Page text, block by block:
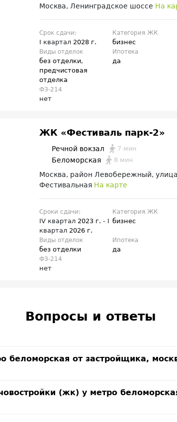
Москва, Ленинградское шоссе На
Срок сдачи:
I квартал 2028 г.
Категория ЖК
бизнес
Виды отделок
без отделки,
предчистовая
отделка
Ипотека
да
ФЗ-214
нет
ЖК «Фестиваль парк-2»
Речной вокзал 7 мин
Беломорская 8 мин
Москва, район Левобережный, улица
Фестивальная На карте
Сроки сдачи:
IV квартал 2023 г.- I
квартал 2026 г.
Категория ЖК
бизнес
Виды отделок
без отделки
Ипотека
да
ФЗ-214
нет
Вопросы и ответы
беломорская от застройщика,
(жк) у метро